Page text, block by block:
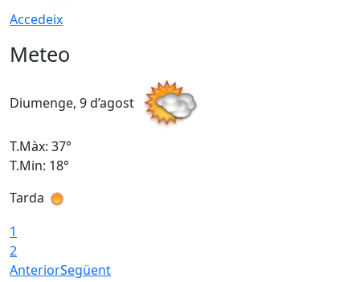
Accedeix
Meteo
Diumenge, 9 d’agost
T.Màx: 37°
T.Min: 18°
Tarda
1
2
AnteriorSegüent